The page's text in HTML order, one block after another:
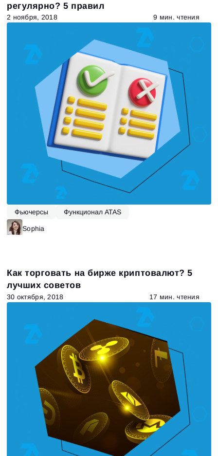
регулярно? 5 правил
2 ноября, 2018 9 мин. чтения
Фьючерсы Функционал ATAS
Sophia
Как торговать на бирже криптовалют? 5
лучших советов
30 октября, 2018 17 мин. чтения